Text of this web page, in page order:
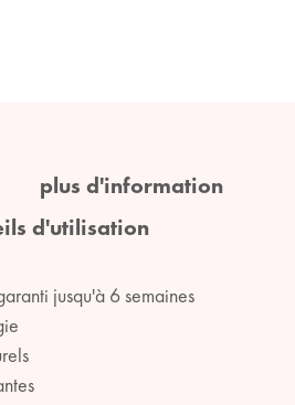
plus d'information
d'utilisation
jusqu'à 6 semaines